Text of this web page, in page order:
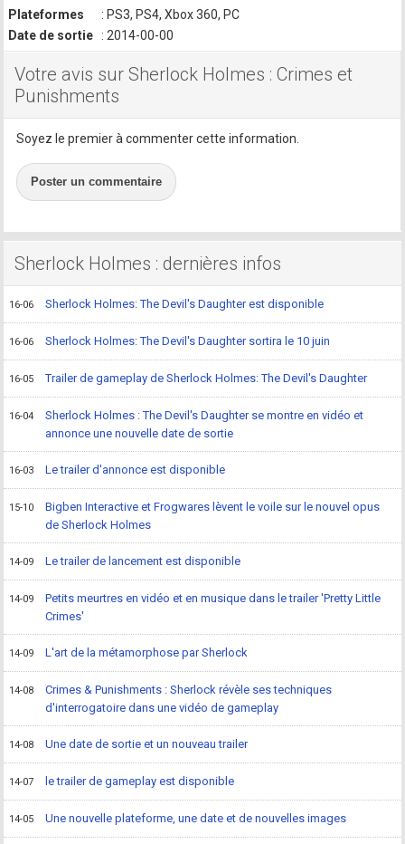
Plateformes
: PS3, PS4, Xbox 360, PC
Date de sortie
: 2014-00-00
Votre avis sur Sherlock Holmes : Crimes et
Punishments
Soyez le premier à commenter cette information.
Poster un commentaire
Sherlock Holmes : dernières infos
16-06 Sherlock Holmes: The Devil's Daughter est disponible
16-06 Sherlock Holmes: The Devil's Daughter sortira le 10 juin
16-05 Trailer de gameplay de Sherlock Holmes: The Devil's Daughter
16-04
Sherlock Holmes : The Devil's Daughter se montre en vidéo et
annonce une nouvelle date de sortie
16-03 Le trailer d'annonce est disponible
15-10
Bigben Interactive et Frogwares lèvent le voile sur le nouvel opus
de Sherlock Holmes
14-09 Le trailer de lancement est disponible
14-09
Petits meurtres en vidéo et en musique dans le trailer 'Pretty Little
Crimes'
14-09 L'art de la métamorphose par Sherlock
14-08
Crimes & Punishments : Sherlock révèle ses techniques
d'interrogatoire dans une vidéo de gameplay
14-08 Une date de sortie et un nouveau trailer
14-07 le trailer de gameplay est disponible
14-05 Une nouvelle plateforme, une date et de nouvelles images